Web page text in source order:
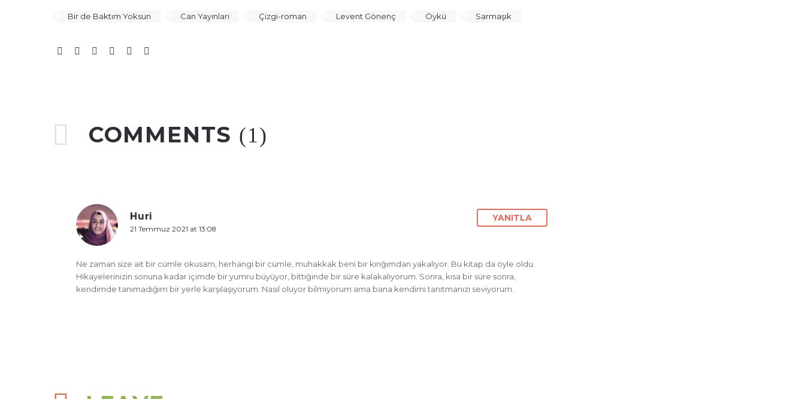
Bir de Baktım Yoksun Can Yayınları Çizgi-roman Levent Gönenç Öykü Sarmaşık
COMMENTS (1)
Huri
21 Temmuz 2021 at 13:08
YANITLA
Ne zaman size ait bir cümle okusam, herhangi bir cümle, muhakkak beni bir kırığımdan yakalıyor. Bu kitap da öyle oldu.
Hikayelerinizin sonuna kadar içimde bir yumru büyüyor, bittiğinde bir süre kalakalıyorum. Sonra, kısa bir süre sonra,
kendimde tanımadığım bir yerle karşılaşıyorum. Nasıl oluyor bilmiyorum ama bana kendimi tanıtmanızı seviyorum.